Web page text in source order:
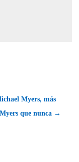
Myers, más
que nunca →